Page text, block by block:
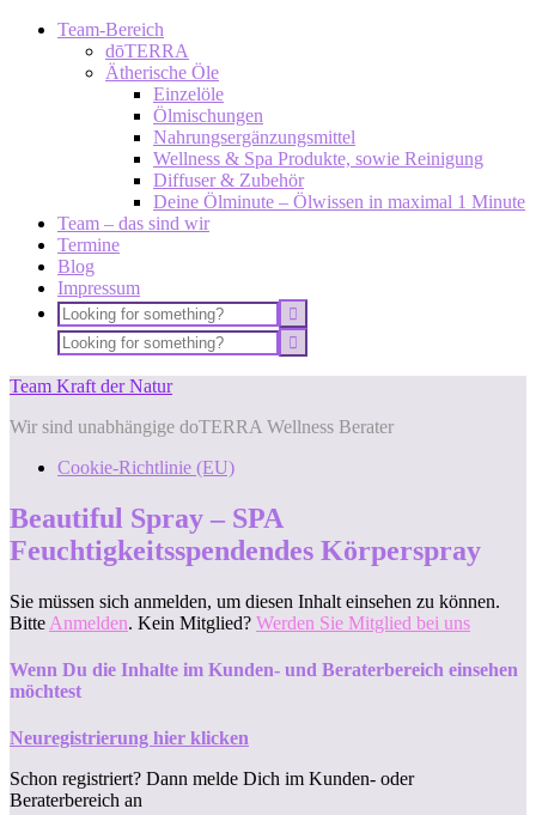
Team-Bereich
dōTERRA
Ätherische Öle
Einzelöle
Ölmischungen
Nahrungsergänzungsmittel
Wellness & Spa Produkte, sowie Reinigung
Diffuser & Zubehör
Deine Ölminute – Ölwissen in maximal 1 Minute
Team – das sind wir
Termine
Blog
Impressum
Team Kraft der Natur
Wir sind unabhängige doTERRA Wellness Berater
Cookie-Richtlinie (EU)
Beautiful Spray – SPA
Feuchtigkeitsspendendes Körperspray
Sie müssen sich anmelden, um diesen Inhalt einsehen zu können.
Bitte Anmelden. Kein Mitglied? Werden Sie Mitglied bei uns
Wenn Du die Inhalte im Kunden- und Beraterbereich einsehen
möchtest
Neuregistrierung hier klicken
Schon registriert? Dann melde Dich im Kunden- oder
Beraterbereich an